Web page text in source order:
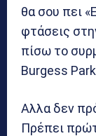
θα σου πει
φτάσεις
πίσω το
Burgess
Αλλα δεν
Πρέπει